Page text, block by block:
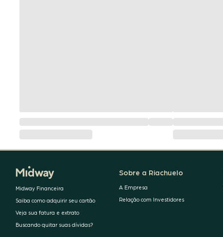
Midway Financeira
Saiba como adquirir seu cartão
Veja sua fatura e extrato
Buscando quitar suas dívidas?
Sobre a Riachuelo
A Empresa
Relação com Investidores